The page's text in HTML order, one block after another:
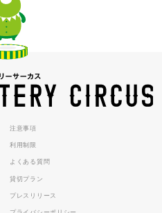
注意事項
利用制限
よくある質問
貸切プラン
プレスリリース